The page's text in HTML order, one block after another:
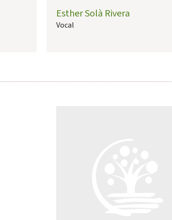
Esther Solà Rivera
Vocal